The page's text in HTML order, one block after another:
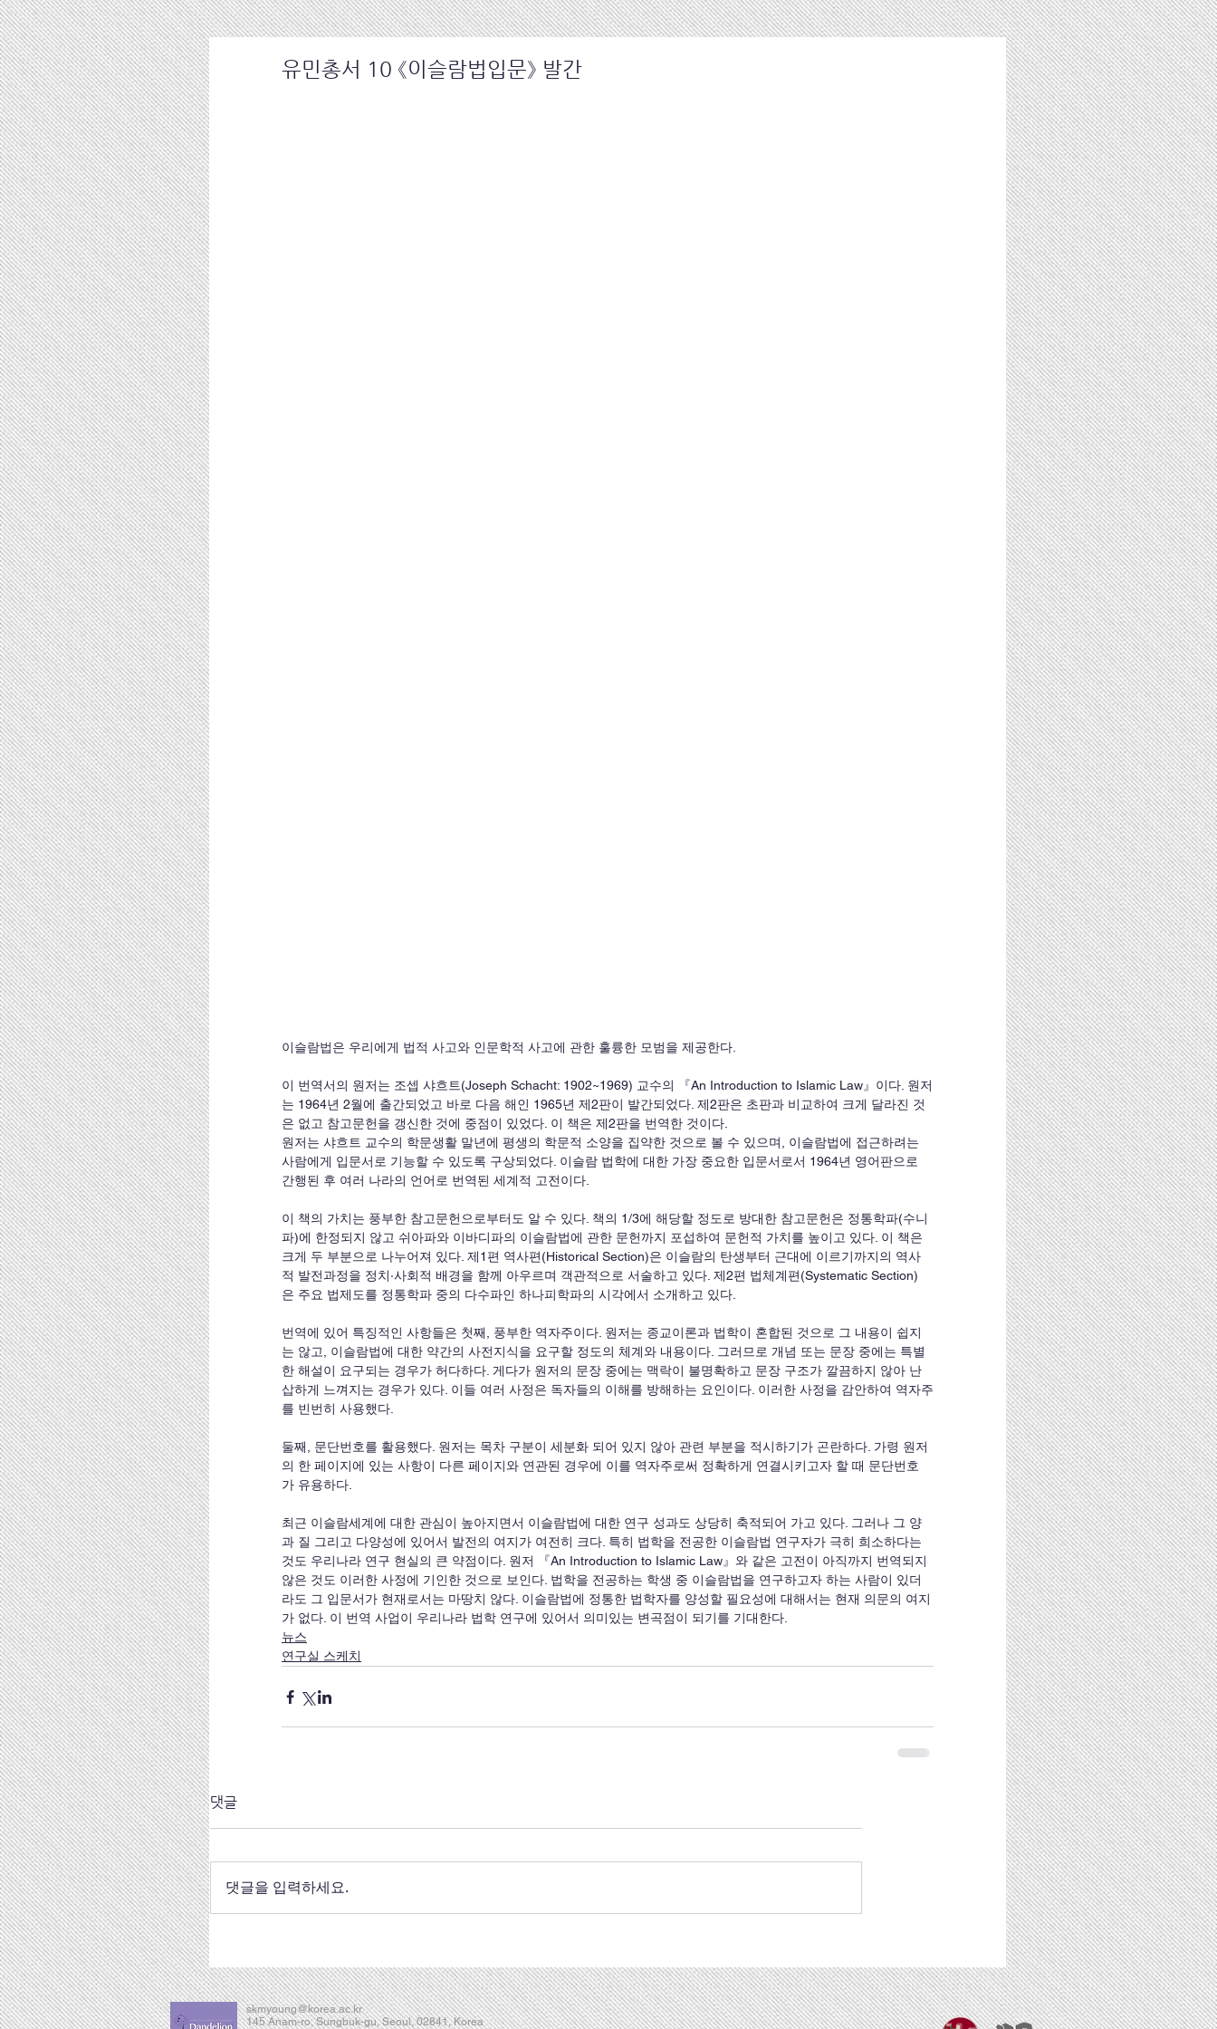
유민총서 10 《이슬람법입문》 발간
이슬람법은 우리에게 법적 사고와 인문학적 사고에 관한 훌륭한 모범을 제공한다.
이 번역서의 원저는 조셉 샤흐트(Joseph Schacht: 1902~1969) 교수의 『An Introduction to Islamic Law』이다. 원저
는 1964년 2월에 출간되었고 바로 다음 해인 1965년 제2판이 발간되었다. 제2판은 초판과 비교하여 크게 달라진 것
은 없고 참고문헌을 갱신한 것에 중점이 있었다. 이 책은 제2판을 번역한 것이다.
원저는 샤흐트 교수의 학문생활 말년에 평생의 학문적 소양을 집약한 것으로 볼 수 있으며, 이슬람법에 접근하려는
사람에게 입문서로 기능할 수 있도록 구상되었다. 이슬람 법학에 대한 가장 중요한 입문서로서 1964년 영어판으로
간행된 후 여러 나라의 언어로 번역된 세계적 고전이다.
이 책의 가치는 풍부한 참고문헌으로부터도 알 수 있다. 책의 1/3에 해당할 정도로 방대한 참고문헌은 정통학파(수니
파)에 한정되지 않고 쉬아파와 이바디파의 이슬람법에 관한 문헌까지 포섭하여 문헌적 가치를 높이고 있다. 이 책은
크게 두 부분으로 나누어져 있다. 제1편 역사편(Historical Section)은 이슬람의 탄생부터 근대에 이르기까지의 역사
적 발전과정을 정치·사회적 배경을 함께 아우르며 객관적으로 서술하고 있다. 제2편 법체계편(Systematic Section)
은 주요 법제도를 정통학파 중의 다수파인 하나피학파의 시각에서 소개하고 있다.
번역에 있어 특징적인 사항들은 첫째, 풍부한 역자주이다. 원저는 종교이론과 법학이 혼합된 것으로 그 내용이 쉽지
는 않고, 이슬람법에 대한 약간의 사전지식을 요구할 정도의 체계와 내용이다. 그러므로 개념 또는 문장 중에는 특별
한 해설이 요구되는 경우가 허다하다. 게다가 원저의 문장 중에는 맥락이 불명확하고 문장 구조가 깔끔하지 않아 난
삽하게 느껴지는 경우가 있다. 이들 여러 사정은 독자들의 이해를 방해하는 요인이다. 이러한 사정을 감안하여 역자주
를 빈번히 사용했다.
둘째, 문단번호를 활용했다. 원저는 목차 구분이 세분화 되어 있지 않아 관련 부분을 적시하기가 곤란하다. 가령 원저
의 한 페이지에 있는 사항이 다른 페이지와 연관된 경우에 이를 역자주로써 정확하게 연결시키고자 할 때 문단번호
가 유용하다.
최근 이슬람세계에 대한 관심이 높아지면서 이슬람법에 대한 연구 성과도 상당히 축적되어 가고 있다. 그러나 그 양
과 질 그리고 다양성에 있어서 발전의 여지가 여전히 크다. 특히 법학을 전공한 이슬람법 연구자가 극히 희소하다는
것도 우리나라 연구 현실의 큰 약점이다. 원저 『An Introduction to Islamic Law』와 같은 고전이 아직까지 번역되지
않은 것도 이러한 사정에 기인한 것으로 보인다. 법학을 전공하는 학생 중 이슬람법을 연구하고자 하는 사람이 있더
라도 그 입문서가 현재로서는 마땅치 않다. 이슬람법에 정통한 법학자를 양성할 필요성에 대해서는 현재 의문의 여지
가 없다. 이 번역 사업이 우리나라 법학 연구에 있어서 의미있는 변곡점이 되기를 기대한다.
뉴스
연구실 스케치
댓글
댓글을 입력하세요.
skmyoung@korea.ac.kr
145 Anam-ro, Sungbuk-gu, Seoul, 02841, Korea